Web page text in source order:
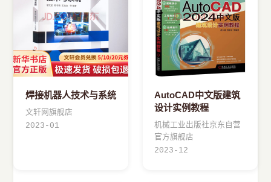
焊接机器人技术与系统
文轩网旗舰店
2023-01
AutoCAD中文版建筑
设计实例教程
机械工业出版社京东自营
官方旗舰店
2023-12